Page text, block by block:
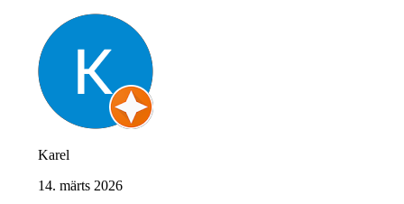
Karel
14. märts 2026